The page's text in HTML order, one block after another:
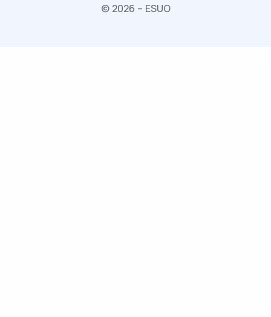
© 2026 – ESUO